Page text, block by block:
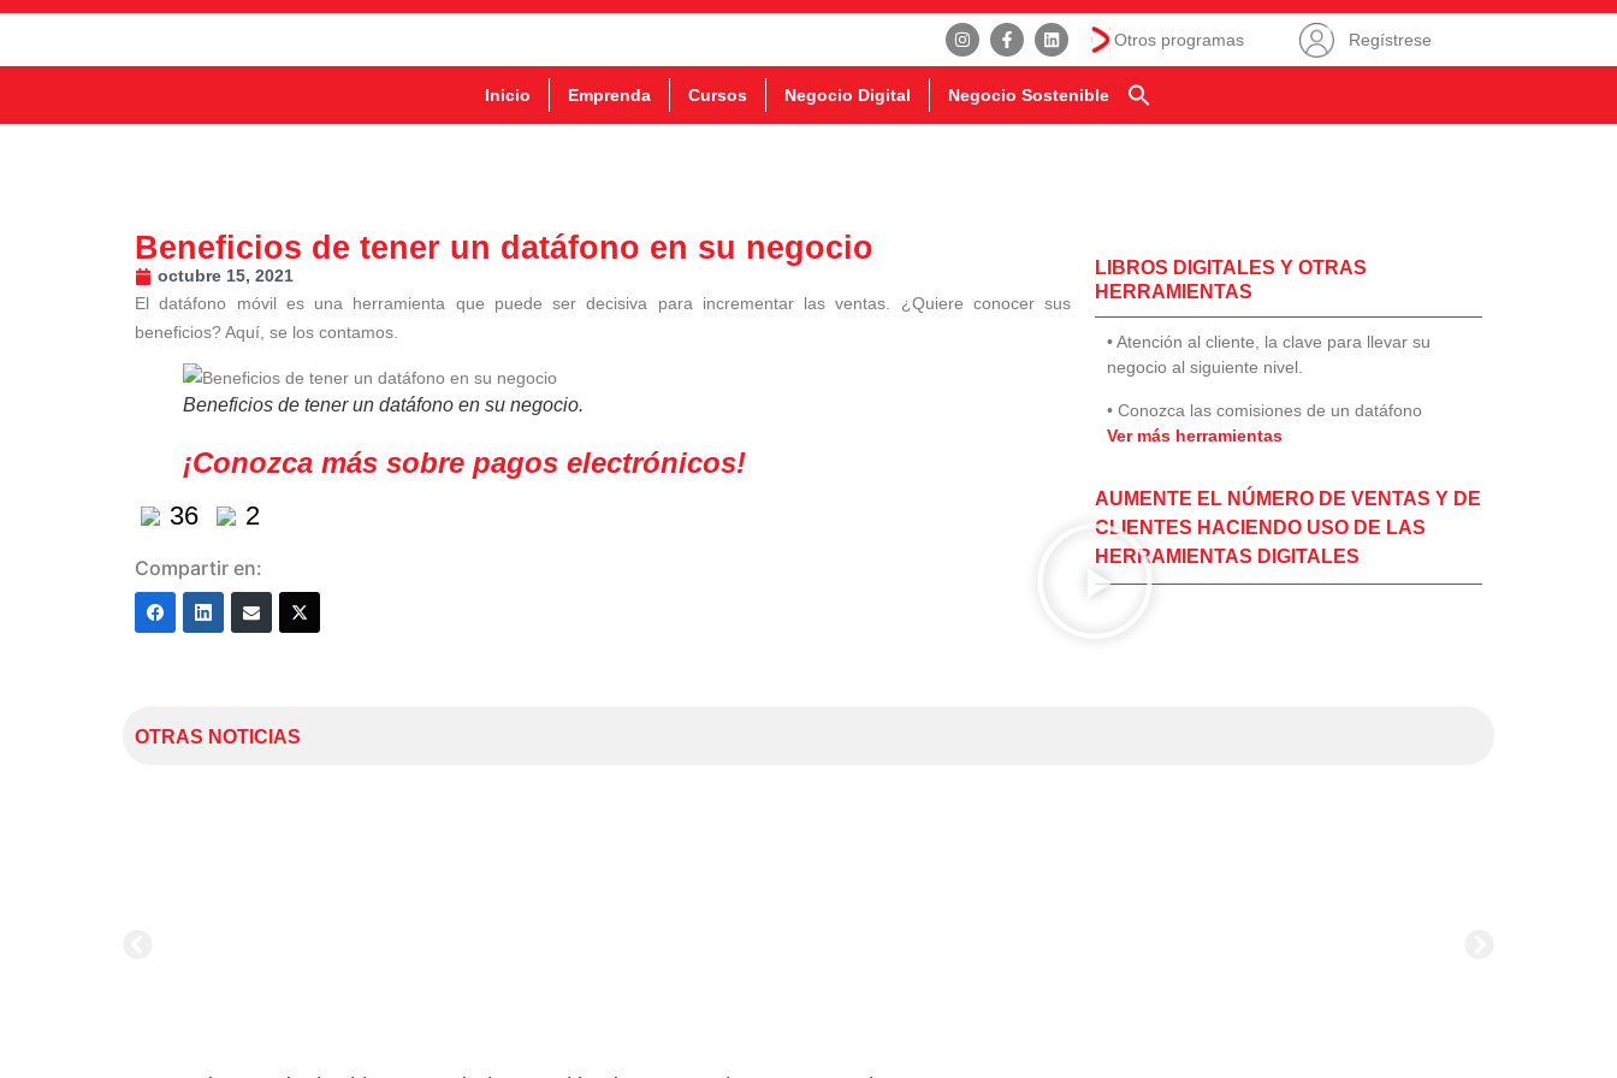
Otros programas Regístrese
Inicio Emprenda Cursos Negocio Digital Negocio Sostenible
Beneficios de tener un datáfono en su negocio
octubre 15, 2021
El datáfono móvil es una herramienta que puede ser decisiva para incrementar las ventas. ¿Quiere conocer sus
beneficios? Aquí, se los contamos.
Beneficios de tener un datáfono en su negocio.
¡Conozca más sobre pagos electrónicos!
36 2
Compartir en:
LIBROS DIGITALES Y OTRAS
HERRAMIENTAS
• Atención al cliente, la clave para llevar su
negocio al siguiente nivel.
• Conozca las comisiones de un datáfono
Ver más herramientas
AUMENTE EL NÚMERO DE VENTAS Y DE
CLIENTES HACIENDO USO DE LAS
HERRAMIENTAS DIGITALES
OTRAS NOTICIAS